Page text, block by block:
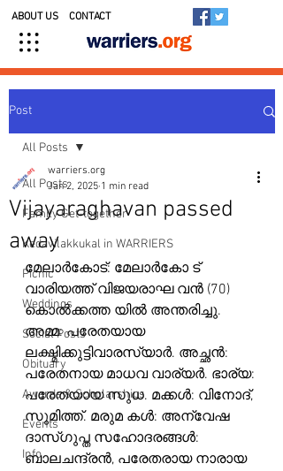
ABOUT US CONTACT
Post
All Posts
Family Get-together
Kedavilakkukal in WARRIERS
Picnic
Weddings
Social Posts
Obituary
Awards & Scholarships
Events
Info
All Posts
Vijayaraghavan passed
away
warriers.org
Jan 2, 2025 1 min read
മേലാർകോട്: മേലാർകോ ട്
വാരിയത്ത് വിജയരാഘ വൻ (70)
കൊൽക്കത്ത യിൽ അന്തരിച്ചു.
അമ്മ: പരേതയായ
ലക്ഷ്മിക്കുട്ടിവാരസ്യാർ. അച്ഛൻ:
പരേതനായ മാധവ വാര്യർ. ഭാര്യ:
പരേതയായ സുധ. മക്കൾ: വിനോദ്,
സുമിത്ത്. മരുമ കൾ: അന്വേഷ
ദാസ്‌ഗുപ്ത സഹോദരങ്ങൾ:
ബാലചന്ദ്രൻ, പരേതരായ നാരായ